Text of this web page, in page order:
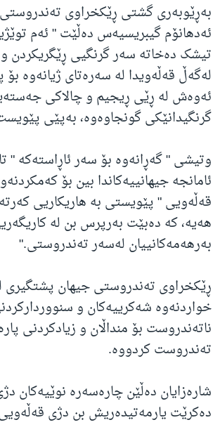
بەڕێوبەری گشتی ڕێکخراوی
ئەدهانۆم گیبریسیەس دەڵێت " ئەم
تیشک دەخاتە سەر گرنگیی ڕێگریکردن
لەگەڵ قەڵەویدا لە سەرەتای ژیانەوە
ئەوەش لە ڕێی ڕیجیم و چالاکی
گرنگیدانێکی گونجاوەوە، بەپێی
وتیشی " گەڕانەوە بۆ سەر ئاڕاستەکە "
ئامانجە جیهانییەکاندا بین بۆ
قەڵەویی " پێویستی بە هاریکاریی کەرتە
هەیە، کە دەبێت بەرپرس بن لە
بەرهەمەکانییان لەسەر تەندروستی."
ڕێکخراوی تەندروستی جیهان پشتگیری
خواردنەوە شەکرییەکان و
ناتەندروست بۆ منداڵان و زیادکردنی
تەندروست کردووە.
شارەزایان دەڵێن چارەسەرە نوێیەکان
دەکرێت یارمەتیدەریش بن دژی